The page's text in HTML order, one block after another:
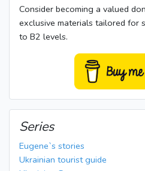
Consider becoming a valued
exclusive materials tailored for
to B2 levels.
Series
Eugene`s stories
Ukrainian tourist guide